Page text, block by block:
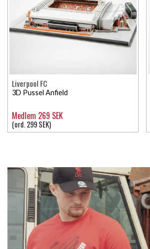
Liverpool FC
3D Pussel Anfield
Medlem 269 SEK
(ord. 299 SEK)